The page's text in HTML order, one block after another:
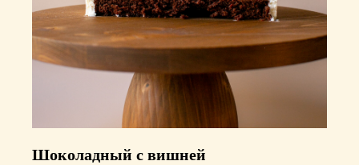
Шоколадный с вишней